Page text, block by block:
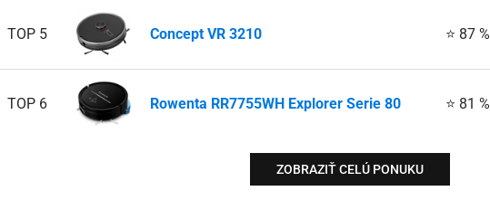
TOP 5 Concept VR 3210 ⭐ 87 %
TOP 6 Rowenta RR7755WH Explorer Serie 80 ⭐ 81 %
ZOBRAZIŤ CELÚ PONUKU